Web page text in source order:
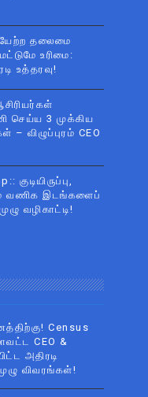
தலைமை
உரிமை:
உத்தரவு!
செய்ய 3 முக்கிய
– விழுப்புரம் CEO
குடியிருப்பு,
வணிக இடங்களைப்
வழிகாட்டி!
Census
CEO &
அதிரடி
விவரங்கள்!